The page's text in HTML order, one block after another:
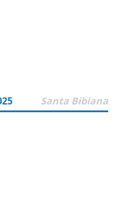
Santa Bibiana